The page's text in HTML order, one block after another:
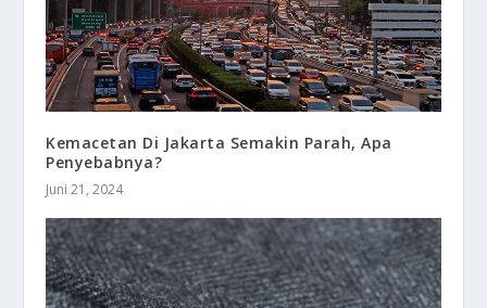
Kemacetan Di Jakarta Semakin Parah, Apa
Penyebabnya?
Juni 21, 2024